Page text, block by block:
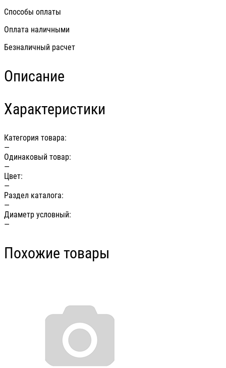
Способы оплаты
Оплата наличными
Безналичный расчет
Описание
Характеристики
Категория товара:
—
Одинаковый товар:
—
Цвет:
—
Раздел каталога:
—
Диаметр условный:
—
Похожие товары